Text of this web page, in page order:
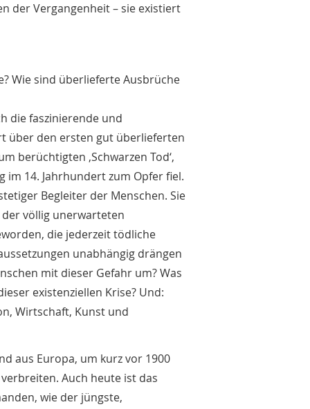
der Vergangenheit – sie existiert
Wie sind überlieferte Ausbrüche
die faszinierende und
über den ersten gut überlieferten
berüchtigten ‚Schwarzen Tod‘,
im 14. Jahrhundert zum Opfer fiel.
Begleiter der Menschen. Sie
völlig unerwarteten
die jederzeit tödliche
unabhängig drängen
mit dieser Gefahr um? Was
existenziellen Krise? Und:
Wirtschaft, Kunst und
aus Europa, um kurz vor 1900
Auch heute ist das
wie der jüngste,